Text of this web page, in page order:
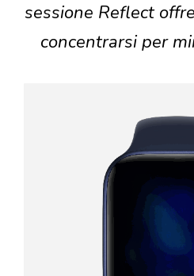
sessione Reflect
concentrarsi per